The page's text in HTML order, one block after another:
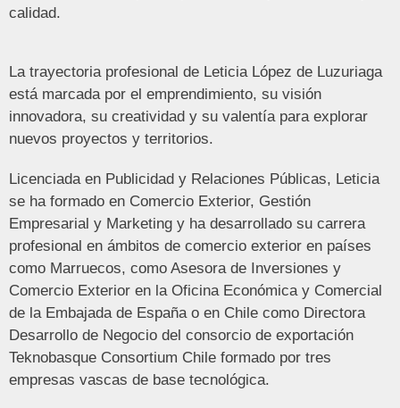
calidad.
La trayectoria profesional de Leticia López de Luzuriaga
está marcada por el emprendimiento, su visión
innovadora, su creatividad y su valentía para explorar
nuevos proyectos y territorios.
Licenciada en Publicidad y Relaciones Públicas, Leticia
se ha formado en Comercio Exterior, Gestión
Empresarial y Marketing y ha desarrollado su carrera
profesional en ámbitos de comercio exterior en países
como Marruecos, como Asesora de Inversiones y
Comercio Exterior en la Oficina Económica y Comercial
de la Embajada de España o en Chile como Directora
Desarrollo de Negocio del consorcio de exportación
Teknobasque Consortium Chile formado por tres
empresas vascas de base tecnológica.